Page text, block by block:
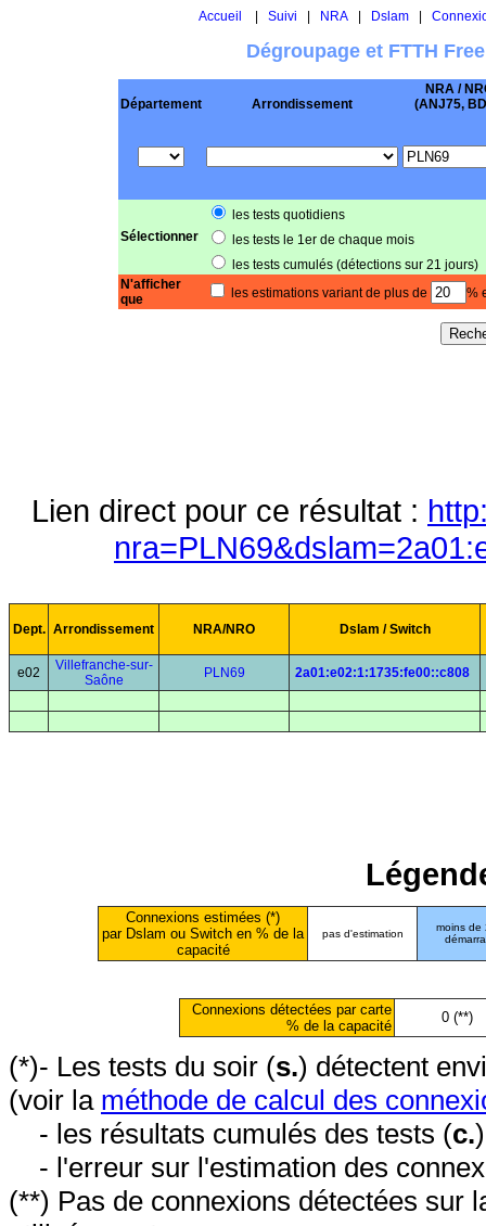
Accueil Suivi NRA| Dslam|
Dégroupage et FTTH
Département Arrondissement
NRA /
(ANJ75,
Sélectionner
les tests quotidiens
les tests le 1er de chaque mois
les tests cumulés (détections sur 21 jours)
N'afficher
que
les estimations variant de plus de %
Lien direct pour ce résultat :
Dept. Arrondissement NRA/NRO Dslam / Switch
e02
Villefranche-sur-
Saône
PLN69 2a01:e02:1:1735:fe00::c808
Connexions estimées (*)
par Dslam ou Switch en % de la
capacité
pas d'estimation
moins de
Connexions détectées par carte
% de la capacité
0 (**)
(*)- Les tests du soir (s.) détectent
(voir la méthode de calcul des
- les résultats cumulés des tests (c.
- l'erreur sur l'estimation des
(**) Pas de connexions détectées sur